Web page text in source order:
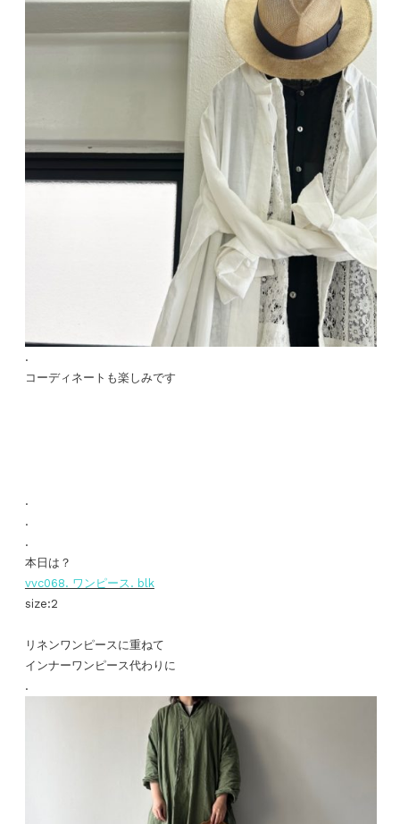
.
コーディネートも楽しみです
.
.
.
本日は？
vvc068. ワンピース. blk
size:2
リネンワンピースに重ねて
インナーワンピース代わりに
.